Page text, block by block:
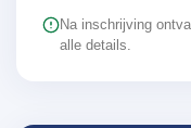
Na inschrijving
alle details.